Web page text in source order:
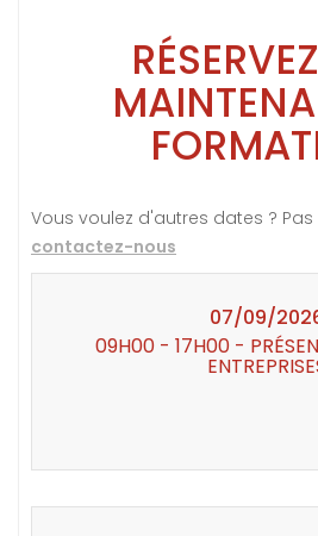
Vous voulez d'autres dates ?
contactez-nous
07/09/
09H00 - 17H00 -